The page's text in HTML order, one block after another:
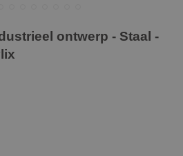
ontwerp - Staal -